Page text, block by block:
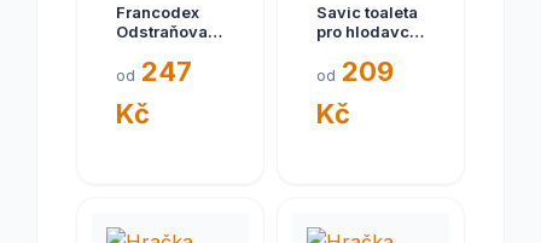
Francodex
Odstraňovač
hlodavci
od 247
Kč
Savic toaleta
pro hlodavce,
17x10x10 cm
od 209
Kč